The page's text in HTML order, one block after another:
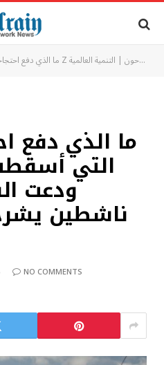
ما الذي دفع احتجاجات الجيل Z التي أسقطت الحكومات ودعت الفساد؟ خمسة ناشطين يشرحون | التنمية العالمية
ما الذي دفع
ودعت
ناشطين
NO COMMENTS